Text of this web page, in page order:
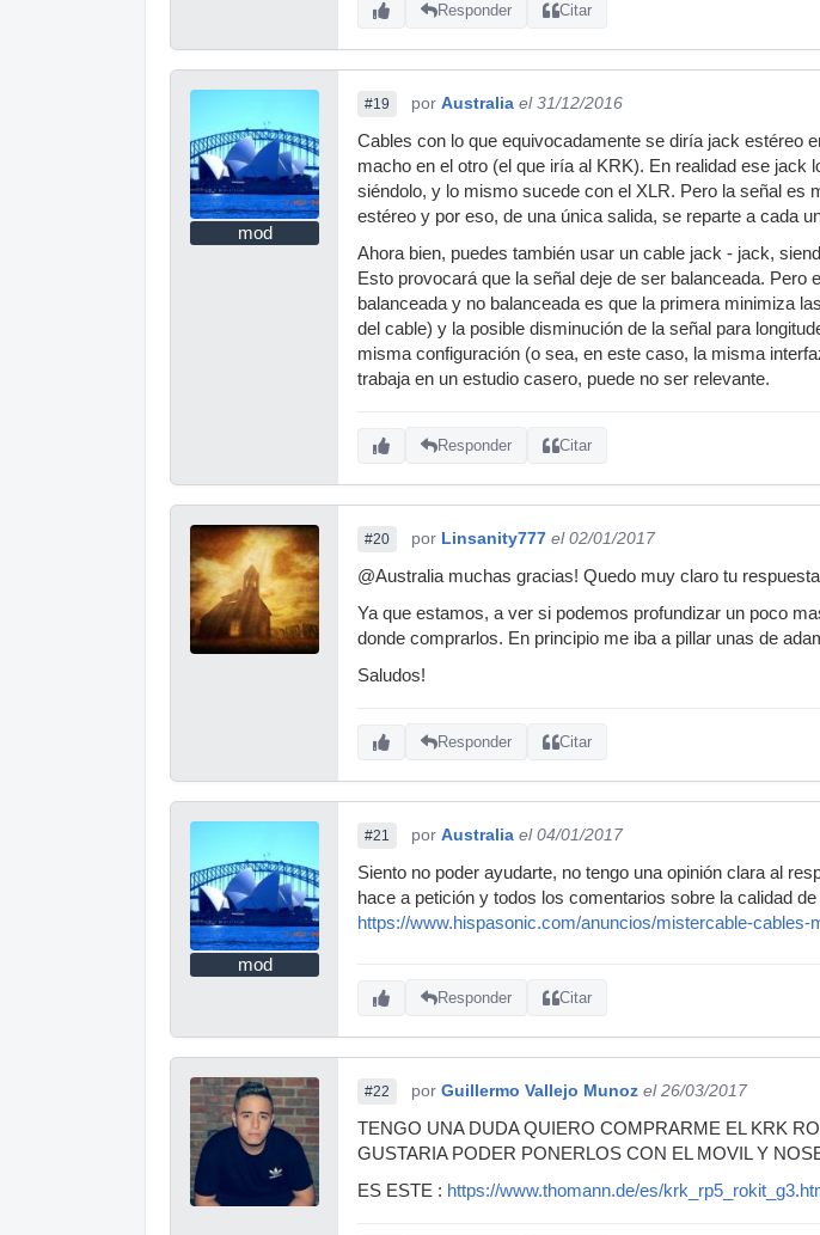
Responder Citar
mod
#19 por Australia el 31/12/2016
Cables con lo que equivocadamente se diría jack estéreo
macho en el otro (el que iría al KRK). En realidad ese jack
siéndolo, y lo mismo sucede con el XLR. Pero la señal es
estéreo y por eso, de una única salida, se reparte a cada
Ahora bien, puedes también usar un cable jack - jack,
Esto provocará que la señal deje de ser balanceada. Pero
balanceada y no balanceada es que la primera minimiza
del cable) y la posible disminución de la señal para
misma configuración (o sea, en este caso, la misma
trabaja en un estudio casero, puede no ser relevante.
Responder Citar
#20 por Linsanity777 el 02/01/2017
@Australia muchas gracias! Quedo muy claro tu
Ya que estamos, a ver si podemos profundizar un poco
donde comprarlos. En principio me iba a pillar unas de
Saludos!
Responder Citar
mod
#21 por Australia el 04/01/2017
Siento no poder ayudarte, no tengo una opinión clara al
hace a petición y todos los comentarios sobre la calidad
https://www.hispasonic.com/anuncios/mistercable-cables-
Responder Citar
#22 por Guillermo Vallejo Munoz el 26/03/2017
TENGO UNA DUDA QUIERO COMPRARME EL KRK
GUSTARIA PODER PONERLOS CON EL MOVIL Y
ES ESTE : https://www.thomann.de/es/